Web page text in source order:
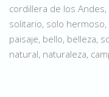
cordillera de los
solitario, solo
paisaje, bello, belleza,
natural, naturaleza,